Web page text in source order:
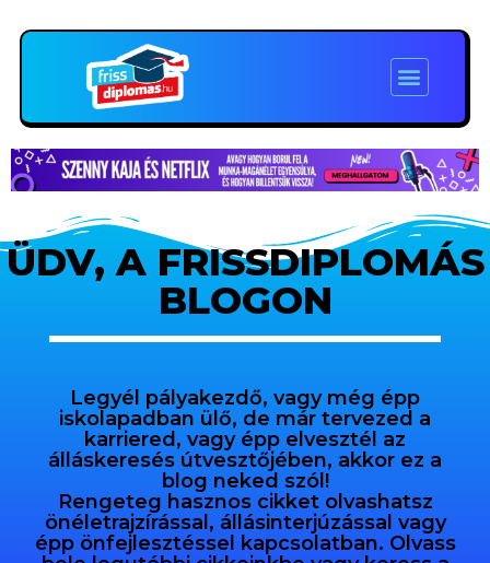
ÜDV, A FRISSDIPLOMÁS
BLOGON
Legyél pályakezdő, vagy még épp
iskolapadban ülő, de már tervezed a
karriered, vagy épp elvesztél az
álláskeresés útvesztőjében, akkor ez a
blog neked szól!
Rengeteg hasznos cikket olvashatsz
önéletrajzírással, állásinterjúzással vagy
épp önfejlesztéssel kapcsolatban. Olvass